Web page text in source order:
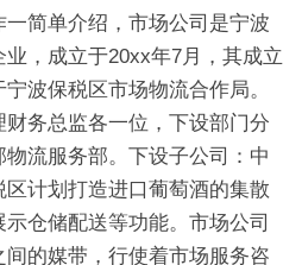
简单介绍，市场公司是宁波
，成立于20xx年7月，其成立
波保税区市场物流合作局。
务总监各一位，下设部门分
流服务部。下设子公司：中
计划打造进口葡萄酒的集散
仓储配送等功能。市场公司
的媒带，行使着市场服务咨